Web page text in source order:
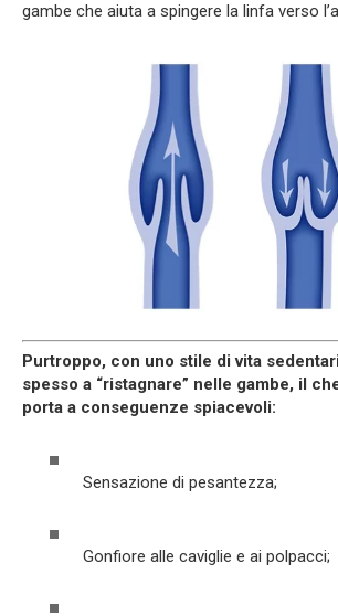
gambe che aiuta a spingere la linfa verso
Purtroppo, con uno stile di vita
spesso a “ristagnare” nelle gambe, il
porta a conseguenze spiacevoli:
Sensazione di pesantezza;
Gonfiore alle caviglie e ai polpacci;